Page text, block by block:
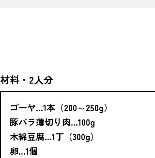
材料・2人分
ゴーヤ…1本（200～250g）
豚バラ薄切り肉…100g
木綿豆腐…1丁（300g）
卵…1個